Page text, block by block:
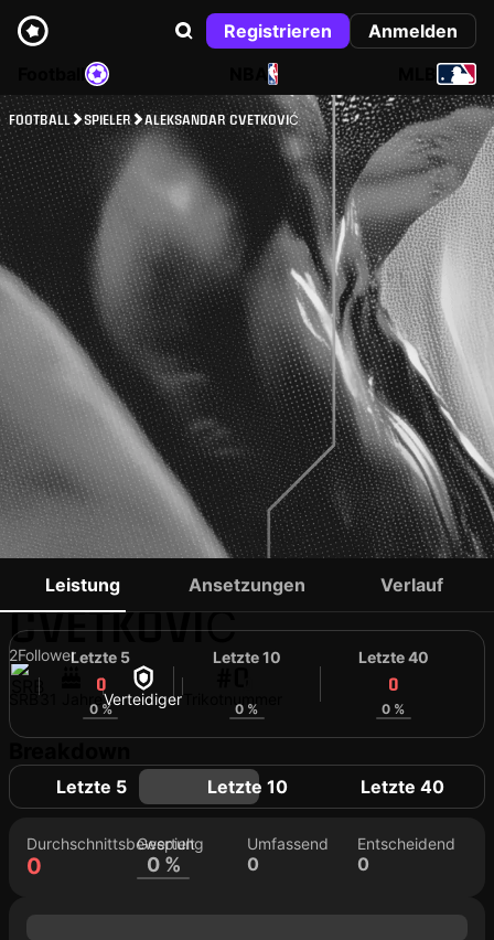
Registrieren
Anmelden
NBA
FOOTBALL SPIELER ALEKSANDAR CVETKOVIĆ
ALEKSANDAR
CVETKOVIĆ
2Follower
Verteidiger
Leistung Ansetzungen Verlauf
Letzte 5
0
0 %
Letzte 10
0 %
Letzte 40
0
0 %
Letzte 5 Letzte 10 Letzte 40
Durchschnittsbewertung
0
Gespielt
0 %
Umfassend
0
Entscheidend
0